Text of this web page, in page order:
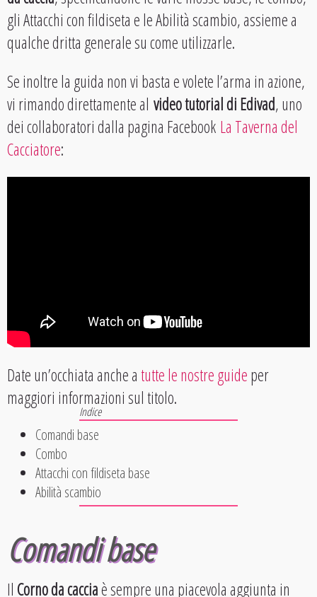
gli Attacchi con fildiseta e le Abilità scambio, assieme a
qualche dritta generale su come utilizzarle.
Se inoltre la guida non vi basta e volete l’arma in azione,
vi rimando direttamente al video tutorial di Edivad, uno
dei collaboratori dalla pagina Facebook La Taverna del
Cacciatore:
Date un’occhiata anche atutte le nostre guideper
maggiori informazioni sul titolo.
Comandi base
Combo
Attacchi con fildiseta base
Abilità scambio
Comandi base
IlCorno da cacciaè sempre una piacevola aggiunta in